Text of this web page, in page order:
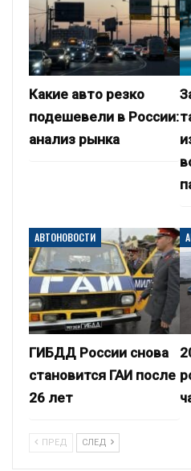
Какие авто резко
подешевели в России:
анализ рынка
АВТОНОВОСТИ
ГИБДД России снова
становится ГАИ после
26 лет
ПРЕД СЛЕД